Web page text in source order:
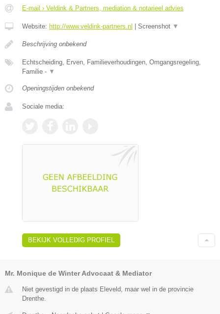
E-mail › Veldink & Partners, mediation & notarieel advies
Website: http://www.veldink-partners.nl Screenshot ▼
Beschrijving onbekend
Echtscheiding, Erven, Familieverhoudingen, Omgangsregeling,
Familie - ▼
Openingstijden onbekend
Sociale media:
BEKIJK VOLLEDIG PROFIEL
Mr. Monique de Winter Advocaat & Mediator
Niet gevestigd in de plaats Eleveld, maar wel in de provincie
Drenthe.